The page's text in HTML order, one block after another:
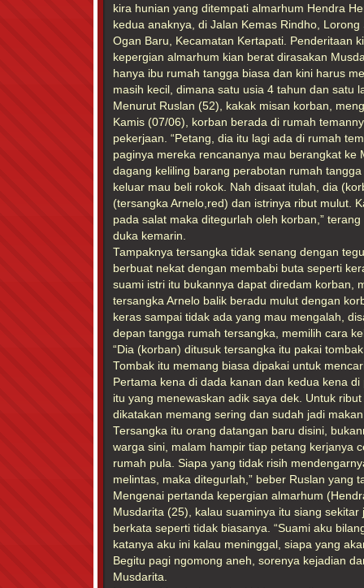
kira hunian yang ditempati almarhum Hendra
kedua anaknya, di Jalan Kemas Rindho,
Ogan Baru, Kecamatan Kertapati. Penderitaan
kepergian almarhum kian berat dirasakan
hanya ibu rumah tangga biasa dan kini harus
masih kecil, dimana satu usia 4 tahun dan satu
Menurut Ruslan (52), kakak misan korban,
Kamis (07/06), korban berada di rumah
pekerjaan. “Petang, dia itu lagi ada di rumah
paginya mereka rencananya mau berangkat ke
dagang keliling barang perabotan rumah
keluar mau beli rokok. Nah disaat itulah, dia
(tersangka Arnelo,red) dan istrinya ribut mulut.
pada salat maka ditegurlah oleh korban,”
duka kemarin.
Tampaknya tersangka tidak senang dengan
berbuat nekat dengan membabi buta seperti
suami istri itu bukannya dapat diredam korban,
tersangka Arnelo balik beradu mulut dengan
keras sampai tidak ada yang mau mengalah,
depan tangga rumah tersangka, memilih cara
“Dia (korban) ditusuk tersangka itu pakai
Tombak itu memang biasa dipakai untuk
Pertama kena di dada kanan dan kedua kena
itu yang menewaskan adik saya dek. Untuk
dikatakan memang sering dan sudah jadi
Tersangka itu orang datangan baru disini,
warga sini, malam hampir tiap petang kerjanya
rumah pula. Siapa yang tidak risih
melintas, maka ditegurlah,” beber Ruslan yang
Mengenai pertanda kepergian almarhum
Musdarita (25), kalau suaminya itu siang sekitar
berkata seperti tidak biasanya. “Suami aku
katanya aku ini kalau meninggal, siapa yang
Begitu pagi ngomong aneh, sorenya kejadian
Musdarita.